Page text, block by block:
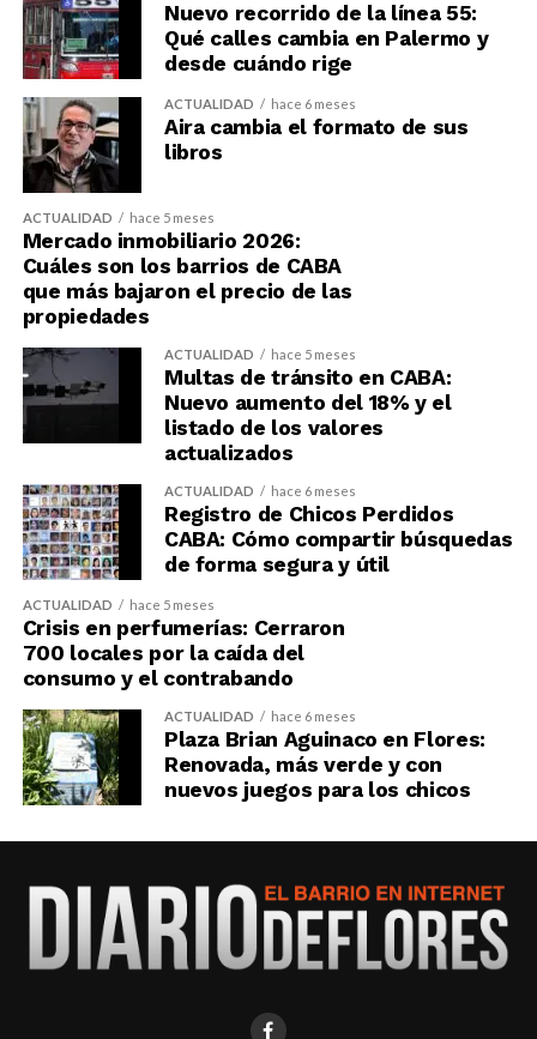
Nuevo recorrido de la línea 55:
Qué calles cambia en Palermo y
desde cuándo rige
ACTUALIDAD hace 6 meses
Aira cambia el formato de sus
libros
ACTUALIDAD hace 5 meses
Mercado inmobiliario 2026:
Cuáles son los barrios de CABA
que más bajaron el precio de las
propiedades
ACTUALIDAD hace 5 meses
Multas de tránsito en CABA:
Nuevo aumento del 18% y el
listado de los valores
actualizados
ACTUALIDAD hace 6 meses
Registro de Chicos Perdidos
CABA: Cómo compartir búsquedas
de forma segura y útil
ACTUALIDAD hace 5 meses
Crisis en perfumerías: Cerraron
700 locales por la caída del
consumo y el contrabando
ACTUALIDAD hace 6 meses
Plaza Brian Aguinaco en Flores:
Renovada, más verde y con
nuevos juegos para los chicos